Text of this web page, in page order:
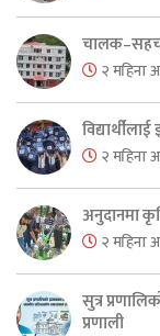
२ महिना
२ महिना
अनुदानमा
२ महिना
सुत्र
प्रणाली